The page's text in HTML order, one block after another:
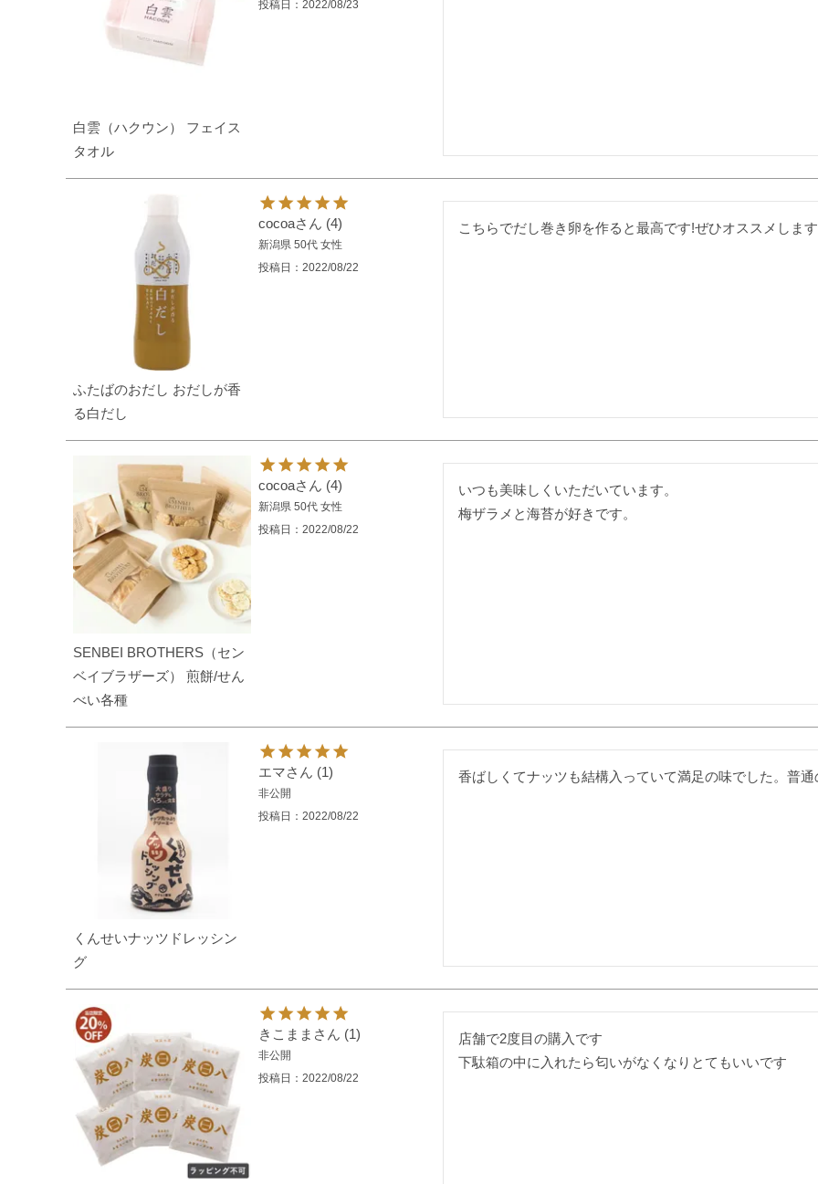
白雲（ハクウン） フェイス
タオル
投稿日
2022/08/23
ふたばのおだし おだしが香
る白だし
cocoa 4
新潟県 50代 女性
投稿日
2022/08/22
こちらでだし巻き卵を作ると最高です!ぜひオススメしま
SENBEI BROTHERS（セン
ベイブラザーズ） 煎餅/せん
べい各種
cocoa 4
新潟県 50代 女性
投稿日
2022/08/22
いつも美味しくいただいています。
梅ザラメと海苔が好きです。
くんせいナッツドレッシン
グ
エマ 1
非公開
投稿日
2022/08/22
香ばしくてナッツも結構入っていて満足の味でした。普
きこまま 1
非公開
投稿日
2022/08/22
店舗で2度目の購入です
下駄箱の中に入れたら匂いがなくなりとてもいいです